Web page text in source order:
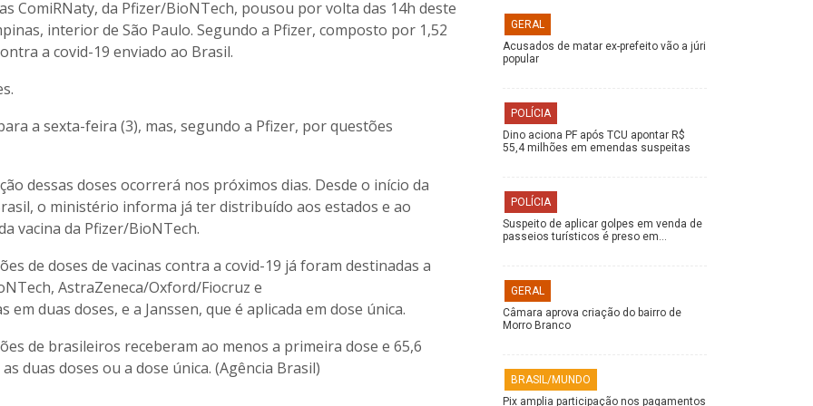
ComiRNaty, da Pfizer/BioNTech, pousou por volta das 14h deste
interior de São Paulo. Segundo a Pfizer, composto por 1,52
a covid-19 enviado ao Brasil.
a sexta-feira (3), mas, segundo a Pfizer, por questões
dessas doses ocorrerá nos próximos dias. Desde o início da
o ministério informa já ter distribuído aos estados e ao
vacina da Pfizer/BioNTech.
de doses de vacinas contra a covid-19 já foram destinadas a
AstraZeneca/Oxford/Fiocruz e
duas doses, e a Janssen, que é aplicada em dose única.
de brasileiros receberam ao menos a primeira dose e 65,6
duas doses ou a dose única. (Agência Brasil)
GERAL
Acusados de matar ex-prefeito vão a júri
popular
POLÍCIA
Dino aciona PF após TCU apontar R$
55,4 milhões em emendas suspeitas
POLÍCIA
Suspeito de aplicar golpes em venda de
passeios turísticos é preso em…
GERAL
Câmara aprova criação do bairro de
Morro Branco
BRASIL/MUNDO
Pix amplia participação nos pagamentos